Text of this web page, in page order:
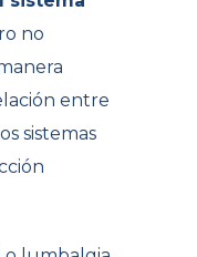
no
entre
sistemas